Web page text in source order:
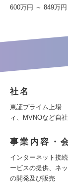
600万円 ～ 849万円
社名
東証プライム上場
ィ、MVNOなど自
事業内容・
インターネット接
ービスの提供、ネ
の開発及び販売